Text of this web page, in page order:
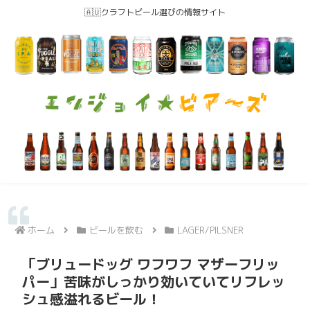
🇦🇺クラフトビール選びの情報サイト
ホーム ビールを飲む LAGER/PILSNER
「ブリュードッグ ワフワフ マザーフリッ
パー」苦味がしっかり効いていてリフレッ
シュ感溢れるビール！